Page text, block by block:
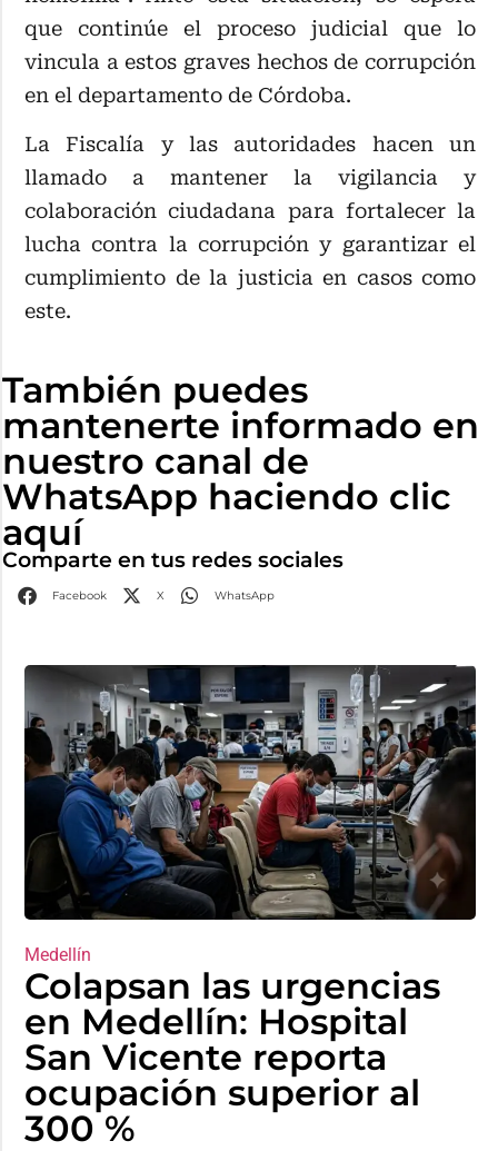
que continúe el proceso judicial que lo
vincula a estos graves hechos de corrupción
en el departamento de Córdoba.
La Fiscalía y las autoridades hacen un
llamado a mantener la vigilancia y
colaboración ciudadana para fortalecer la
lucha contra la corrupción y garantizar el
cumplimiento de la justicia en casos como
este.
También puedes
mantenerte informado en
nuestro canal de
WhatsApp haciendo clic
aquí
Comparte en tus redes sociales
Facebook X WhatsApp
Medellín
Colapsan las urgencias
en Medellín: Hospital
San Vicente reporta
ocupación superior al
300 %